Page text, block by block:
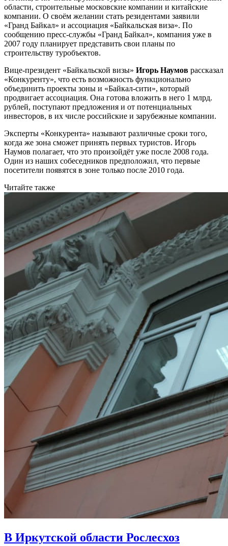
области, строительные московские компании и китайские
компании. О своём желании стать резидентами заявили
«Гранд Байкал» и ассоциация «Байкальская виза». По
сообщению пресс-службы «Гранд Байкал», компания уже в
2007 году планирует представить свои планы по
строительству туробъектов.
Вице-президент «Байкальской визы» Игорь Наумов рассказал
«Конкуренту», что есть возможность функционально
объединить проекты зоны и «Байкал-сити», который
продвигает ассоциация. Она готова вложить в него 1 млрд.
рублей, поступают предложения и от потенциальных
инвесторов, в их числе российские и зарубежные компании.
Эксперты «Конкурента» называют различные сроки того,
когда же зона сможет принять первых туристов. Игорь
Наумов полагает, что это произойдёт уже после 2008 года.
Один из наших собеседников предположил, что первые
посетители появятся в зоне только после 2010 года.
Читайте также
В Иркутской области Рослесхоз